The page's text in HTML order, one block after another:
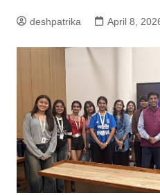
deshpatrika April 8,